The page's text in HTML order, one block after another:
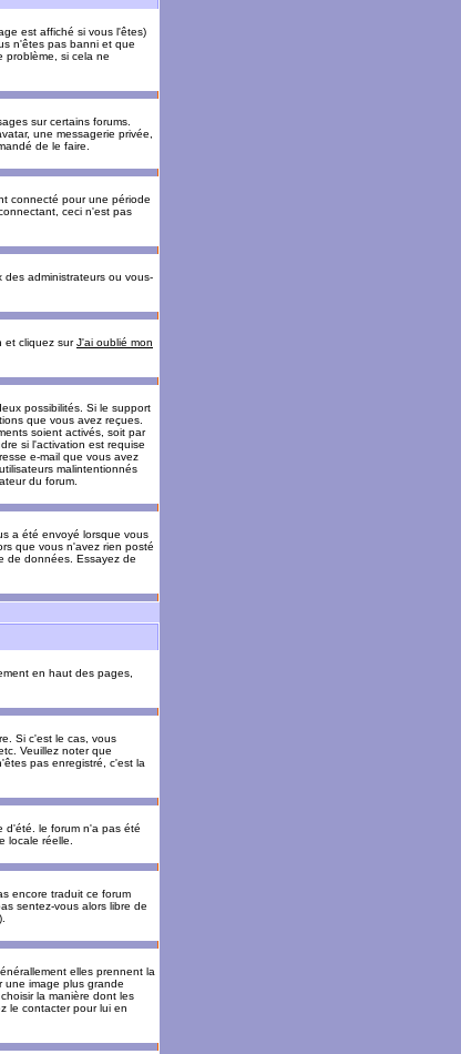
est affiché si vous l'êtes)
n'êtes pas banni et que
problème, si cela ne
sur certains forums.
une messagerie privée,
de le faire.
connecté pour une période
ceci n'est pas
administrateurs ou vous-
et cliquez surJ'ai oublié mon
possibilités. Si le support
que vous avez reçues.
soient activés, soit par
si l'activation est requise
e-mail que vous avez
malintentionnés
du forum.
a été envoyé lorsque vous
que vous n'avez rien posté
de données. Essayez de
en haut des pages,
Si c'est le cas, vous
Veuillez noter que
pas enregistré, c'est la
d'été. le forum n'a pas été
locale réelle.
encore traduit ce forum
sentez-vous alors libre de
elles prennent la
une image plus grande
la manière dont les
le contacter pour lui en